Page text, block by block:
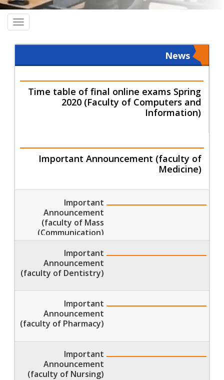
News
Time table of final online exams Spring
2020 (Faculty of Computers and
Information)
Important Announcement (faculty of
Medicine)
Important
Announcement
(faculty of Mass
Communication))
Important
Announcement
(faculty of Dentistry)
Important
Announcement
(faculty of Pharmacy)
Important
Announcement
(faculty of Nursing)